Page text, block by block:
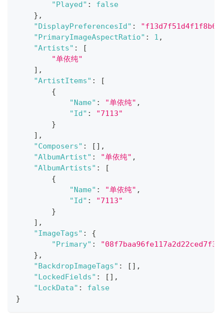
"Played" :
false
} ,
"DisplayPreferencesId" :
"PrimaryImageAspectRatio" : 1 ,
"Artists" :
[
"单依纯"
] ,
"ArtistItems" :
[
{
"Name" : "单依纯" ,
"Id" :
"7113"
}
] ,
"Composers" : [ ] ,
"AlbumArtist" : "单依纯" ,
"AlbumArtists" :
[
{
"Name" : "单依纯" ,
"Id" :
"7113"
}
] ,
"ImageTags" :
{
"Primary" :
} ,
"BackdropImageTags" : [ ] ,
"LockedFields" : [ ] ,
"LockData" :
false
}